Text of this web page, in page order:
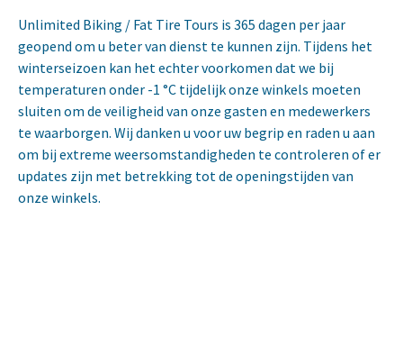
Unlimited Biking / Fat Tire Tours is 365 dagen per jaar
geopend om u beter van dienst te kunnen zijn. Tijdens het
winterseizoen kan het echter voorkomen dat we bij
temperaturen onder -1 °C tijdelijk onze winkels moeten
sluiten om de veiligheid van onze gasten en medewerkers
te waarborgen. Wij danken u voor uw begrip en raden u aan
om bij extreme weersomstandigheden te controleren of er
updates zijn met betrekking tot de openingstijden van
onze winkels.